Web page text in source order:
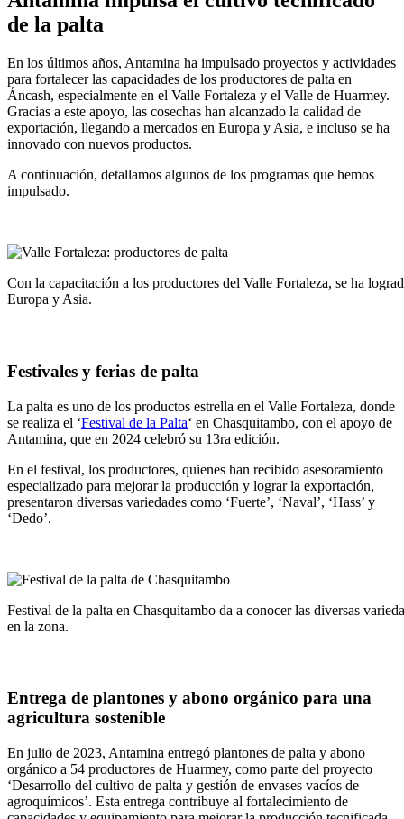
de la palta
En los últimos años, Antamina ha impulsado proyectos y actividades
para fortalecer las capacidades de los productores de palta en
Áncash, especialmente en el Valle Fortaleza y el Valle de Huarmey.
Gracias a este apoyo, las cosechas han alcanzado la calidad de
exportación, llegando a mercados en Europa y Asia, e incluso se ha
innovado con nuevos productos.
A continuación, detallamos algunos de los programas que hemos
impulsado.
Con la capacitación a los productores del Valle Fortaleza, se ha
Europa y Asia.
Festivales y ferias de palta
La palta es uno de los productos estrella en el Valle Fortaleza, donde
se realiza el ‘Festival de la Palta‘ en Chasquitambo, con el apoyo de
Antamina, que en 2024 celebró su 13ra edición.
En el festival, los productores, quienes han recibido asesoramiento
especializado para mejorar la producción y lograr la exportación,
presentaron diversas variedades como ‘Fuerte’, ‘Naval’, ‘Hass’ y
‘Dedo’.
Festival de la palta en Chasquitambo da a conocer las diversas
en la zona.
Entrega de plantones y abono orgánico para una
agricultura sostenible
En julio de 2023, Antamina entregó plantones de palta y abono
orgánico a 54 productores de Huarmey, como parte del proyecto
‘Desarrollo del cultivo de palta y gestión de envases vacíos de
agroquímicos’. Esta entrega contribuye al fortalecimiento de